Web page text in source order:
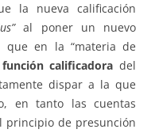
la nueva calificación
al poner un nuevo
en la “materia de
función calificadora del
dispar a la que
en tanto las cuentas
principio de presunción